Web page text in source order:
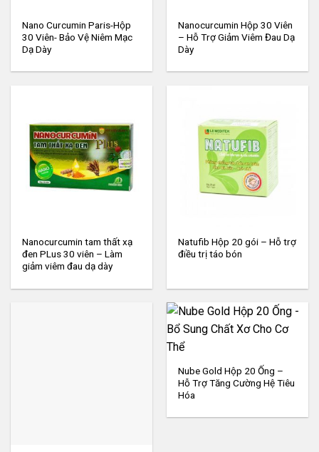
Nano Curcumin Paris-Hộp
30 Viên- Bảo Vệ Niêm Mạc
Dạ Dày
Nanocurcumin Hộp 30 Viên
– Hỗ Trợ Giảm Viêm Đau Dạ
Dày
Nanocurcumin tam thất xạ
đen PLus 30 viên – Làm
giảm viêm đau dạ dày
Natufib Hộp 20 gói – Hỗ trợ
điều trị táo bón
Nube Gold Hộp 20 Ống –
Hỗ Trợ Tăng Cường Hệ Tiêu
Hóa